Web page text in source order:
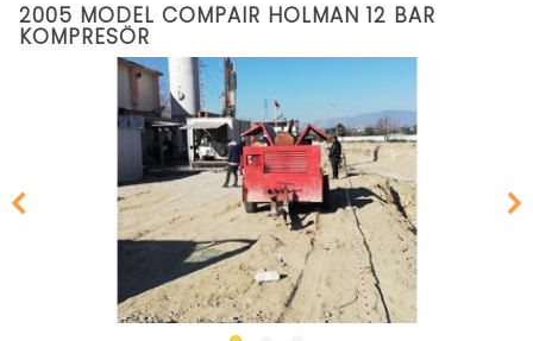
2005 MODEL COMPAIR HOLMAN 12 BAR
KOMPRESÖR